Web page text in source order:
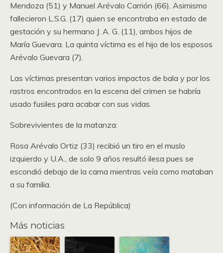
Mendoza (51) y Manuel Arévalo Carrión (66). Asimismo
fallecieron L.S.G. (17) quien se encontraba en estado de
gestación y su hermano J. A. G. (11), ambos hijos de
María Guevara. La quinta víctima es el hijo de los esposos
Arévalo Guevara (7).
Las víctimas presentan varios impactos de bala y por los
rastros encontrados en la escena del crimen se habría
usado fusiles para acabar con sus vidas.
Sobrevivientes de la matanza:
Rosa Arévalo Ortiz (33) recibió un tiro en el muslo
izquierdo y U.A., de solo 9 años resultó ilesa pues se
escondió debajo de la cama mientras veía como mataban
a su familia.
(Con información de La República)
Más noticias